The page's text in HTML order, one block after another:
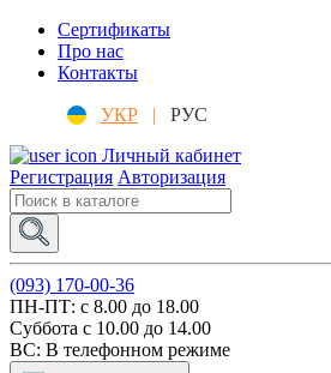
Сертификаты
Про нас
Контакты
УКР |
РУС
Личный кабинет
Регистрация Авторизация
(093) 170-00-36
ПН-ПТ: c 8.00 до 18.00
Суббота с 10.00 до 14.00
ВС: В телефонном режиме